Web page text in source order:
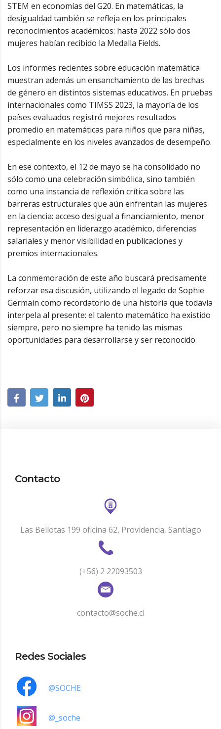
STEM en economías del G20. En matemáticas, la
desigualdad también se refleja en los principales
reconocimientos académicos: hasta 2022 sólo dos
mujeres habían recibido la Medalla Fields.
Los informes recientes sobre educación matemática
muestran además un ensanchamiento de las brechas
de género en distintos sistemas educativos. En pruebas
internacionales como TIMSS 2023, la mayoría de los
países evaluados registró mejores resultados
promedio en matemáticas para niños que para niñas,
especialmente en los niveles avanzados de desempeño.
En ese contexto, el 12 de mayo se ha consolidado no
sólo como una celebración simbólica, sino también
como una instancia de reflexión crítica sobre las
barreras estructurales que aún enfrentan las mujeres
en la ciencia: acceso desigual a financiamiento, menor
representación en liderazgo académico, diferencias
salariales y menor visibilidad en publicaciones y
premios internacionales.
La conmemoración de este año buscará precisamente
reforzar esa discusión, utilizando el legado de Sophie
Germain como recordatorio de una historia que todavía
interpela al presente: el talento matemático ha existido
siempre, pero no siempre ha tenido las mismas
oportunidades para desarrollarse y ser reconocido.
Contacto
Las Bellotas 199 oficina 62, Providencia, Santiago
(+56) 2 22093503
contacto@soche.cl
Redes Sociales
@SOCHE
@_soche